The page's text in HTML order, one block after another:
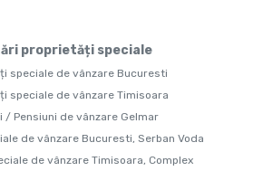
proprietăți speciale
speciale de vânzare Bucuresti
speciale de vânzare Timisoara
/ Pensiuni de vânzare Gelmar
de vânzare Bucuresti, Serban Voda
de vânzare Timisoara, Complex